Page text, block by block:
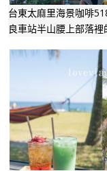
台東太麻里海景咖啡
良車站半山腰上部落